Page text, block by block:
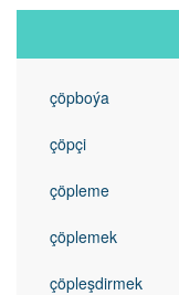
çöpboýa
çöpçi
çöpleme
çöplemek
çöpleşdirmek